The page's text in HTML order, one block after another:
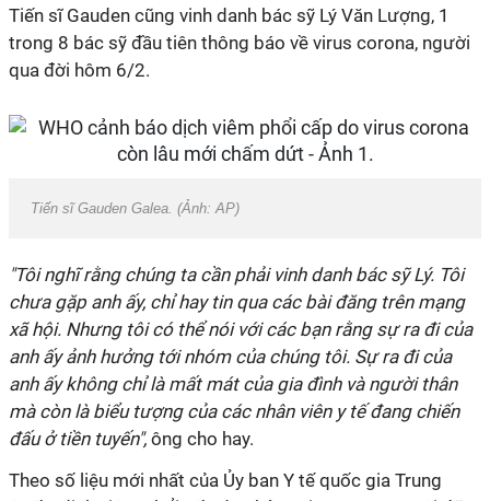
Tiến sĩ Gauden cũng vinh danh bác sỹ Lý Văn Lượng, 1
trong 8 bác sỹ đầu tiên thông báo về virus corona, người
qua đời hôm 6/2.
Tiến sĩ Gauden Galea. (Ảnh: AP)
"Tôi nghĩ rằng chúng ta cần phải vinh danh bác sỹ Lý. Tôi
chưa gặp anh ấy, chỉ hay tin qua các bài đăng trên mạng
xã hội. Nhưng tôi có thể nói với các bạn rằng sự ra đi của
anh ấy ảnh hưởng tới nhóm của chúng tôi. Sự ra đi của
anh ấy không chỉ là mất mát của gia đình và người thân
mà còn là biểu tượng của các nhân viên y tế đang chiến
đấu ở tiền tuyến", ông cho hay.
Theo số liệu mới nhất của Ủy ban Y tế quốc gia Trung